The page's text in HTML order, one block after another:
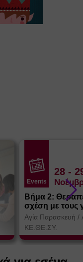
Events
28 -
Βήμα 2:
σχέση με τους
Αγία Παρασκευή /
ΚΕ.ΘΕ.ΣΥ.